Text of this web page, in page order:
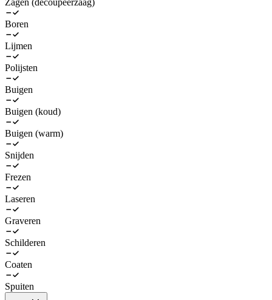
Boren
Lijmen
Polijsten
Buigen
Buigen (koud)
Buigen (warm)
Snijden
Frezen
Laseren
Graveren
Schilderen
Coaten
Spuiten